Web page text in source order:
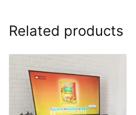
Related products